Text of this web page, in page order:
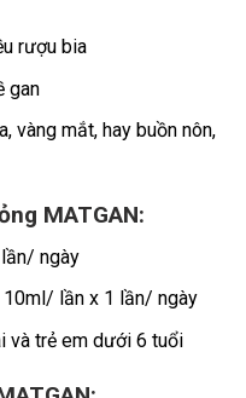
rượu bia
gan
vàng mắt, hay buồn nôn,
MATGAN:
ngày
lần x 1 lần/ ngày
và trẻ em dưới 6 tuổi